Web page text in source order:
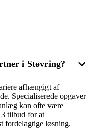
i Støvring?
afhængigt af
Specialiserede opgaver
kan ofte være
3 tilbud for at
fordelagtige løsning.